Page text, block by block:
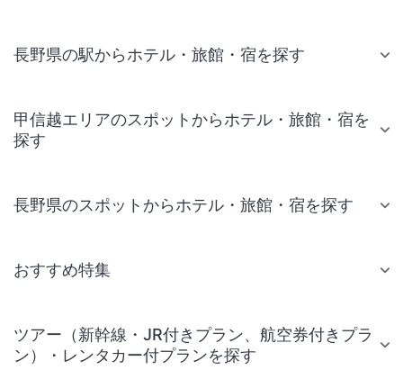
長野県の駅からホテル・旅館・宿を探す
甲信越エリアのスポットからホテル・旅館・宿を
探す
長野県のスポットからホテル・旅館・宿を探す
おすすめ特集
ツアー（新幹線・JR付きプラン、航空券付きプラ
ン）・レンタカー付プランを探す